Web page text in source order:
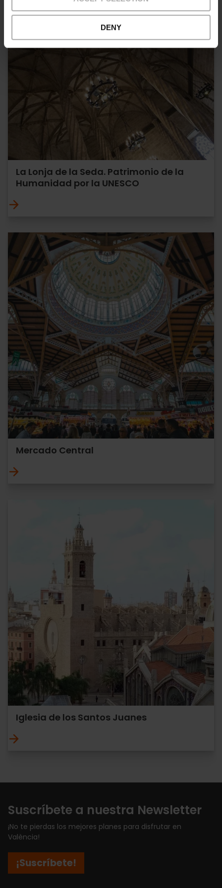
DENY
La Lonja de la Seda. Patrimonio de la
Humanidad por la UNESCO
Mercado Central
Iglesia de los Santos Juanes
Suscríbete a nuestra Newsletter
¡No te pierdas los mejores planes para disfrutar en
València!
¡Suscríbete!